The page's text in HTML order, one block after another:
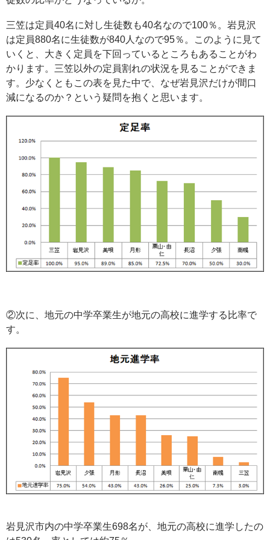
三笠は定員40名に対し生徒数も40名なので100％。岩見沢
は定員880名に生徒数が840人なので95％。このように見て
いくと、大きく定員を下回っているところもあることがわ
かります。三笠以外の定員割れの状況を見ることができま
す。少なくともこの表を見た中で、なぜ岩見沢だけが間口
減になるのか？という疑問を抱くと思います。
②次に、地元の中学卒業生が地元の高校に進学する比率で
す。
岩見沢市内の中学卒業生698名が、地元の高校に進学したの